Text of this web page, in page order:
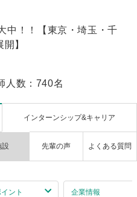
中！！【東京・埼玉・千
】
人数：740名
インターンシップ&キャリア
設 先輩の声 よくある質問
ント 企業情報